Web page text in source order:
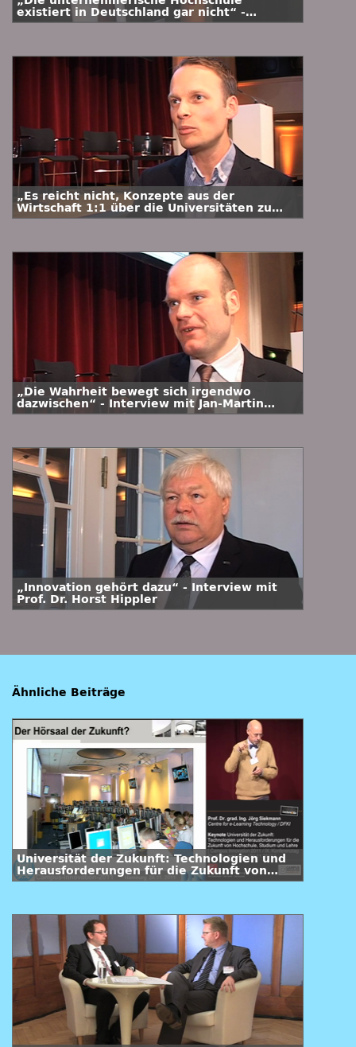
existiert in Deutschland gar nicht“ -
Interview mit Prof. Dr. Stefan Kühl
„Es reicht nicht, Konzepte aus der
Wirtschaft 1:1 über die Universitäten zu
stülpen“ - Interview mit Kai Gehring, MdB
„Die Wahrheit bewegt sich irgendwo
dazwischen“ - Interview mit Jan-Martin
Wiarda
„Innovation gehört dazu“ - Interview mit
Prof. Dr. Horst Hippler
Ähnliche Beiträge
Universität der Zukunft: Technologien und
Herausforderungen für die Zukunft von
Hochschule, Studium und Lehre